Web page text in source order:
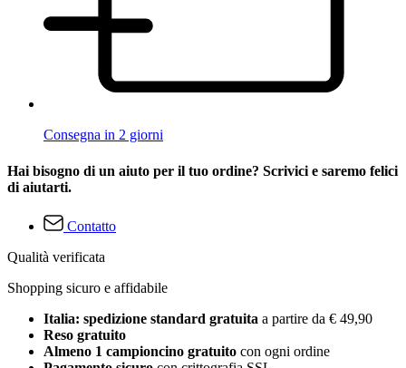
Consegna in 2 giorni
Hai bisogno di un aiuto per il tuo ordine? Scrivici e saremo felici
di aiutarti.
Contatto
Qualità verificata
Shopping sicuro e affidabile
Italia: spedizione standard gratuita a partire da € 49,90
Reso gratuito
Almeno 1 campioncino gratuito con ogni ordine